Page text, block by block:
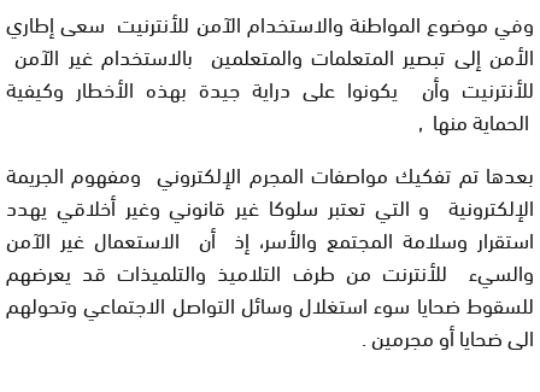
وفي موضوع المواطنة والاستخدام الآمن للأنترنيت سعى إطاري
الأمن إلى تبصير المتعلمات والمتعلمين بالاستخدام غير الآمن
للأنترنيت وأن يكونوا على دراية جيدة بهذه الأخطار وكيفية
الحماية منها ,
بعدها تم تفكيك مواصفات المجرم الإلكتروني ومفهوم الجريمة
الإلكترونية و التي تعتبر سلوكا غير قانوني وغير أخلاقي يهدد
استقرار وسلامة المجتمع والأسر، إذ أن الاستعمال غير الآمن
والسيء للأنترنت من طرف التلاميذ والتلميذات قد يعرضهم
للسقوط ضحايا سوء استغلال وسائل التواصل الاجتماعي وتحولهم
الى ضحايا أو مجرمين .